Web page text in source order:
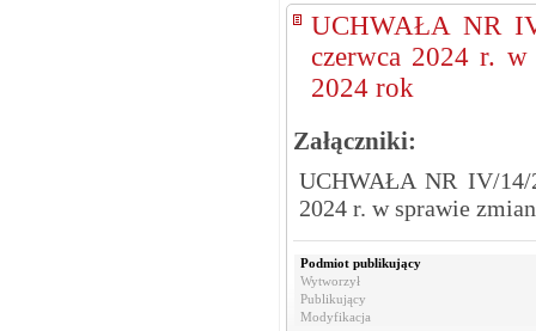
UCHWAŁA NR
czerwca 2024 r.
2024 rok
Załączniki:
UCHWAŁA NR IV/
2024 r. w sprawie
Podmiot publikujący
Wytworzył
Publikujący
Modyfikacja